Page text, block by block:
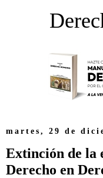
martes, 29 de
Extinción de la
Derecho en